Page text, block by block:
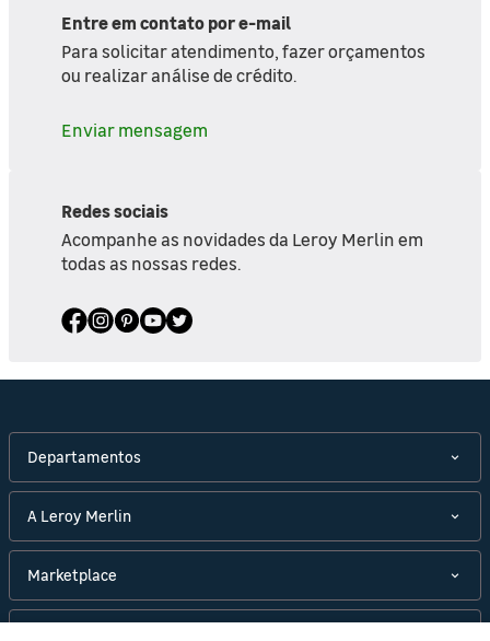
Entre em contato por e-mail
Para solicitar atendimento, fazer orçamentos
ou realizar análise de crédito.
Enviar mensagem
Redes sociais
Acompanhe as novidades da Leroy Merlin em
todas as nossas redes.
Departamentos
A Leroy Merlin
Marketplace